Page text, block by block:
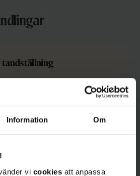
Information Om
vi cookies att anpassa
tandimplantat